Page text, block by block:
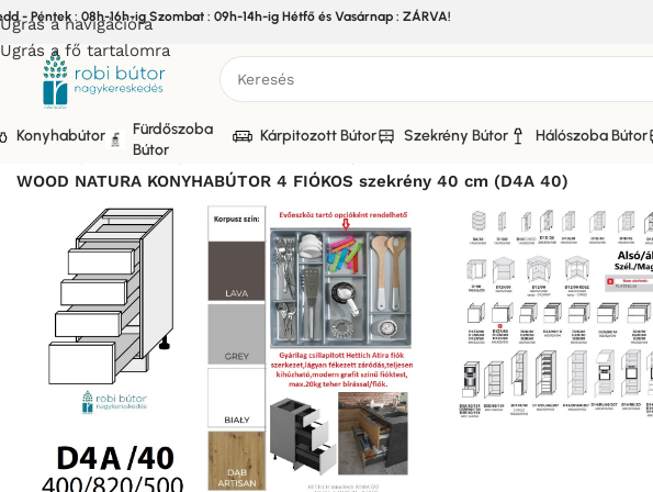
Ugrás a navigációra
Ugrás a fő tartalomra
- Péntek : 08h-16h-ig Szombat : 09h-14h-ig Hétfő és Vasárnap : ZÁRVA!
Konyhabútor
Fürdőszoba
Bútor
Kárpitozott Bútor Szekrény Bútor Hálószoba Bútor
Bútor/Konyhabútor
WOOD NATURA KONYHABÚTOR 4 FIÓKOS szekrény 40 cm (D4A 40)